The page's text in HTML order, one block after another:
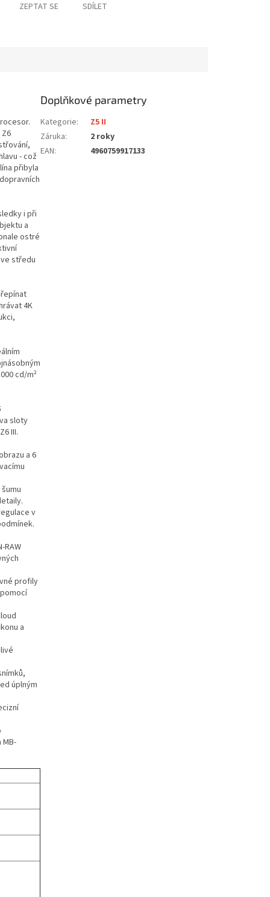
ZEPTAT SE SDÍLET
- což
přibyla
i při
a
ostré
středu
4K
cd/m²
sloty
III.
a 6
v
RAW
profily
a
úplným
Doplňkové parametry
Kategorie:
Z5 II
Záruka:
2 roky
EAN: 4960759917133